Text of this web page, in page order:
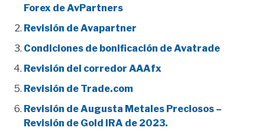
Forex de AvPartners
Revisión de Avapartner
Condiciones de bonificación de Avatrade
Revisión del corredor AAAfx
Revisión de Trade.com
Revisión de Augusta Metales Preciosos –
Revisión de Gold IRA de 2023.